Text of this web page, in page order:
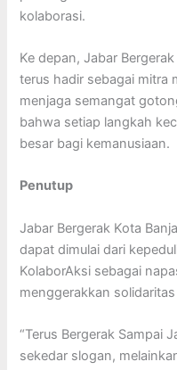
kolaborasi.
Ke depan, Jabar
terus hadir sebagai mitra
menjaga semangat
bahwa setiap langkah
besar bagi kemanusiaan.
Penutup
Jabar Bergerak Kota
dapat dimulai dari
KolaborAksi sebagai
menggerakkan
“Terus Bergerak Sampai
sekedar slogan,